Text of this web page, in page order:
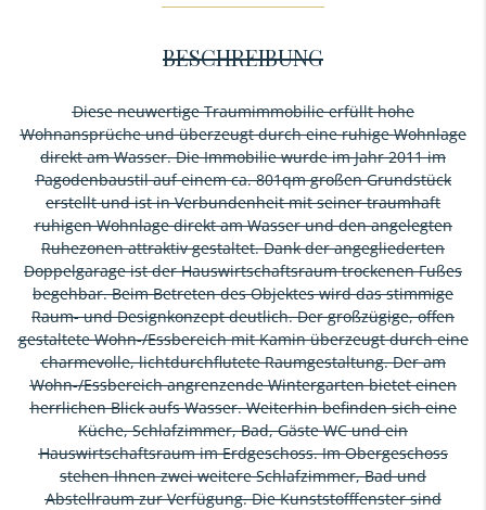
BESCHREIBUNG
Diese neuwertige Traumimmobilie erfüllt hohe
Wohnansprüche und überzeugt durch eine ruhige Wohnlage
direkt am Wasser. Die Immobilie wurde im Jahr 2011 im
Pagodenbaustil auf einem ca. 801qm großen Grundstück
erstellt und ist in Verbundenheit mit seiner traumhaft
ruhigen Wohnlage direkt am Wasser und den angelegten
Ruhezonen attraktiv gestaltet. Dank der angegliederten
Doppelgarage ist der Hauswirtschaftsraum trockenen Fußes
begehbar. Beim Betreten des Objektes wird das stimmige
Raum- und Designkonzept deutlich. Der großzügige, offen
gestaltete Wohn-/Essbereich mit Kamin überzeugt durch eine
charmevolle, lichtdurchflutete Raumgestaltung. Der am
Wohn-/Essbereich angrenzende Wintergarten bietet einen
herrlichen Blick aufs Wasser. Weiterhin befinden sich eine
Küche, Schlafzimmer, Bad, Gäste WC und ein
Hauswirtschaftsraum im Erdgeschoss. Im Obergeschoss
stehen Ihnen zwei weitere Schlafzimmer, Bad und
Abstellraum zur Verfügung. Die Kunststofffenster sind